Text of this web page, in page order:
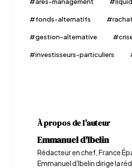
#fonds-alternatifs #
#gestion-alternative #
#investisseurs-particuliers
À propos de l'auteur
Emmanuel d'Ibelin
Rédacteur en chef, France
Emmanuel d'Ibelin dirige la